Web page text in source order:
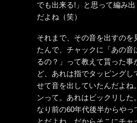
でも出来る!」と思って編み
だよね（笑）
それまで、その音を出すのを
たんで、チャックに「あの音
るの？」って教えて貰った事
ど、あれは指でタッピングし
せて音を出していたんだよね
ンって。あれはビックリした
なり前の60年代後半からやっ